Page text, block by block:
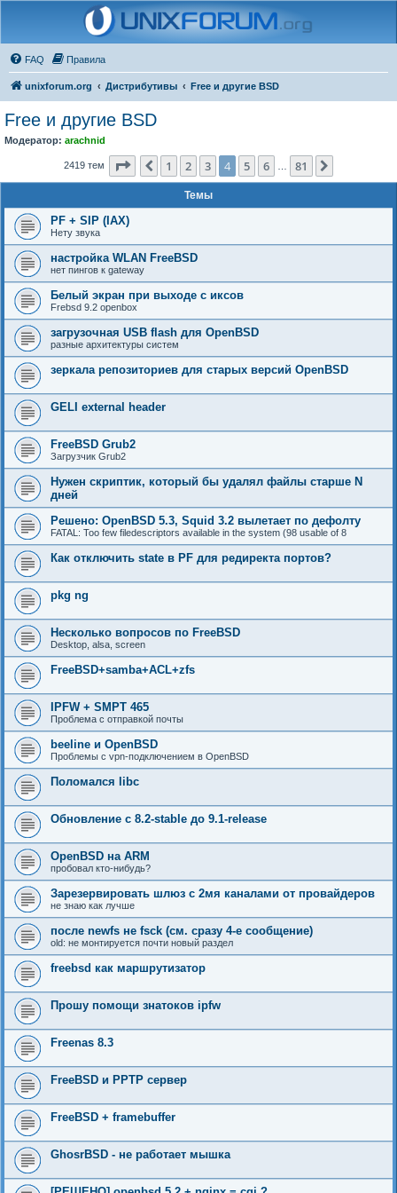
FAQ Правила
unixforum.org Дистрибутивы Free и другие BSD
Free и другие BSD
Модератор: arachnid
2419 тем Страница из 81
Пред.
1 2 3 4 5 6 81
Темы
PF + SIP (IAX)
Нету звука
настройка WLAN FreeBSD
нет пингов к gateway
Белый экран при выходе с иксов
Frebsd 9.2 openbox
загрузочная USB flash для OpenBSD
разные архитектуры систем
зеркала репозиториев для старых версий OpenBSD
GELI external header
FreeBSD Grub2
Загрузчик Grub2
Нужен скриптик, который бы удалял файлы старше N
дней
Решено: OpenBSD 5.3, Squid 3.2 вылетает по дефолту
FATAL: Too few filedescriptors available in the system (98 usable of 8
Как отключить state в PF для редиректа портов?
pkg ng
Несколько вопросов по FreeBSD
Desktop, alsa, screen
FreeBSD+samba+ACL+zfs
IPFW + SMPT 465
Проблема с отправкой почты
beeline и OpenBSD
Проблемы с vpn-подключением в OpenBSD
Поломался libc
Обновление с 8.2-stable до 9.1-release
OpenBSD на ARM
пробовал кто-нибудь?
Зарезервировать шлюз с 2мя каналами от провайдеров
не знаю как лучше
после newfs не fsck (см. сразу 4-е сообщение)
old: не монтируется почти новый раздел
freebsd как маршрутизатор
Прошу помощи знатоков ipfw
Freenas 8.3
FreeBSD и PPTP сервер
FreeBSD + framebuffer
GhosrBSD - не работает мышка